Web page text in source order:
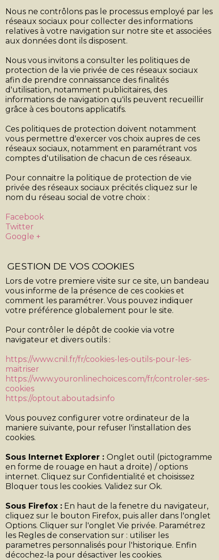
Nous ne contrôlons pas le processus employé par les
réseaux sociaux pour collecter des informations
relatives à votre navigation sur notre site et associées
aux données dont ils disposent.
Nous vous invitons a consulter les politiques de
protection de la vie privée de ces réseaux sociaux
afin de prendre connaissance des finalités
d'utilisation, notamment publicitaires, des
informations de navigation qu'ils peuvent recueillir
grâce à ces boutons applicatifs.
Ces politiques de protection doivent notamment
vous permettre d'exercer vos choix aupres de ces
réseaux sociaux, notamment en paramétrant vos
comptes d'utilisation de chacun de ces réseaux.
Pour connaitre la politique de protection de vie
privée des réseaux sociaux précités cliquez sur le
nom du réseau social de votre choix :
Facebook
Twitter
Google +
GESTION DE VOS COOKIES
Lors de votre premiere visite sur ce site, un bandeau
vous informe de la présence de ces cookies et
comment les paramétrer. Vous pouvez indiquer
votre préférence globalement pour le site.
Pour contrôler le dépôt de cookie via votre
navigateur et divers outils :
https://www.cnil.fr/fr/cookies-les-outils-pour-les-
maitriser
https://www.youronlinechoices.com/fr/controler-ses-
cookies
https://optout.aboutads.info
Vous pouvez configurer votre ordinateur de la
maniere suivante, pour refuser l'installation des
cookies.
Sous Internet Explorer : Onglet outil (pictogramme
en forme de rouage en haut a droite) / options
internet. Cliquez sur Confidentialité et choisissez
Bloquer tous les cookies. Validez sur Ok.
Sous Firefox : En haut de la fenetre du navigateur,
cliquez sur le bouton Firefox, puis aller dans l'onglet
Options. Cliquer sur l'onglet Vie privée. Paramétrez
les Regles de conservation sur : utiliser les
parametres personnalisés pour l'historique. Enfin
décochez-la pour désactiver les cookies.